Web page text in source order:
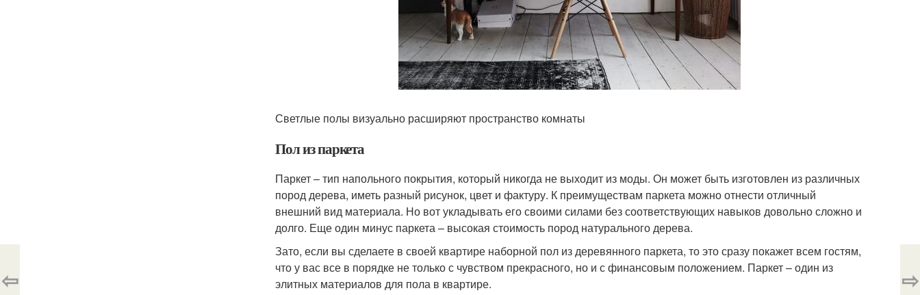
Светлые полы визуально расширяют пространство комнаты
Пол из паркета
Паркет – тип напольного покрытия, который никогда не выходит из моды. Он может быть изготовлен из различных
пород дерева, иметь разный рисунок, цвет и фактуру. К преимуществам паркета можно отнести отличный
внешний вид материала. Но вот укладывать его своими силами без соответствующих навыков довольно сложно и
долго. Еще один минус паркета – высокая стоимость пород натурального дерева.
Зато, если вы сделаете в своей квартире наборной пол из деревянного паркета, то это сразу покажет всем гостям,
что у вас все в порядке не только с чувством прекрасного, но и с финансовым положением. Паркет – один из
элитных материалов для пола в квартире.
⇦ ⇨